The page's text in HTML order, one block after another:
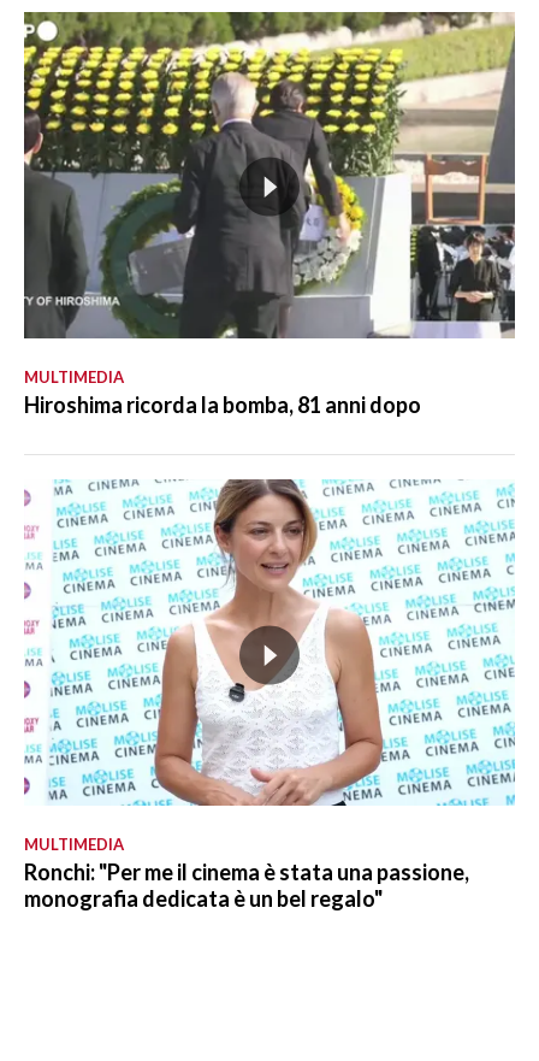
MULTIMEDIA
Hiroshima ricorda la bomba, 81 anni dopo
MULTIMEDIA
Ronchi: "Per me il cinema è stata una passione,
monografia dedicata è un bel regalo"